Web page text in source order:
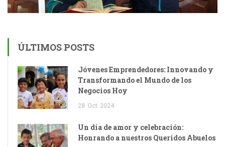
ÚLTIMOS POSTS
Jóvenes Emprendedores: Innovando y
Transformando el Mundo de los
Negocios Hoy
28 Oct 2024
Un día de amor y celebración:
Honrando a nuestros Queridos Abuelos